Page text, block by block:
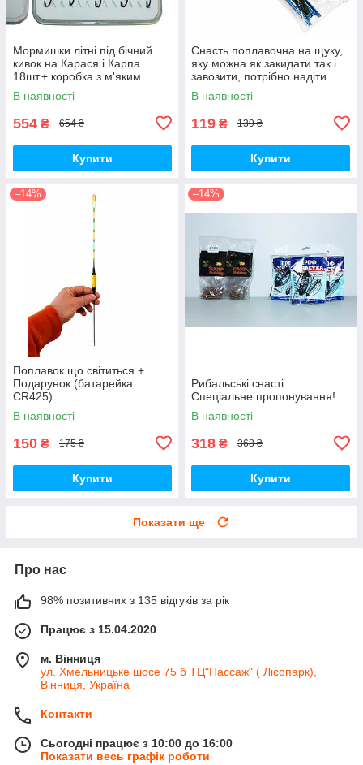
Мормишки літні під бічний
кивок на Карася і Карпа
18шт.+ коробка з м'яким
вкладишем
В наявності
554 ₴ 654 ₴
Купити
Снасть поплавочна на щуку,
яку можна як закидати так і
завозити, потрібно надіти
тільки живця.
В наявності
119 ₴ 139 ₴
Купити
–14%
Поплавок що світиться +
Подарунок (батарейка
CR425)
В наявності
150 ₴ 175 ₴
Купити
–14%
Рибальські снасті.
Спеціальне пропонування!
В наявності
318 ₴ 368 ₴
Купити
Показати ще
Про нас
98% позитивних з 135 відгуків за рік
Працює з 15.04.2020
м. Вінниця
ул. Хмельницьке шосе 75 б ТЦ"Пассаж" ( Лісопарк),
Вінниця, Україна
Контакти
Сьогодні працює з 10:00 до 16:00
Показати весь графік роботи